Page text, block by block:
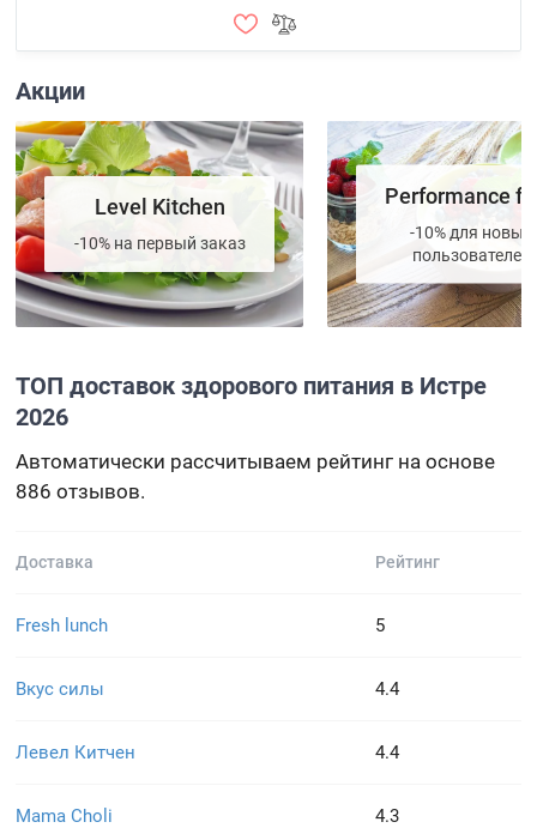
Акции
Level Kitchen
-10% на первый заказ
Performance
-10% для новых
пользователей
ТОП доставок здорового питания в Истре
2026
Автоматически рассчитываем рейтинг на основе
886 отзывов.
Доставка Рейтинг
Fresh lunch 5
Вкус силы 4.4
Левел Китчен 4.4
Mama Choli 4.3